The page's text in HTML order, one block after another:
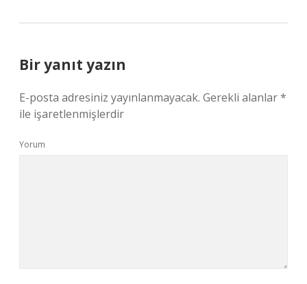
Bir yanıt yazın
E-posta adresiniz yayınlanmayacak. Gerekli alanlar*
ile işaretlenmişlerdir
Yorum